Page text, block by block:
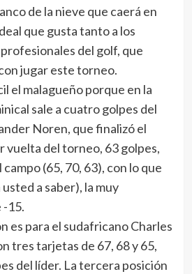
de la nieve que caerá en
que gusta tanto a los
del golf, que
jugar este torneo.
el malagueño porque en la
sale a cuatro golpes del
Noren, que finalizó el
vuelta del torneo, 63 golpes,
(65, 70, 63), con lo que
a saber), la muy
15.
es para el sudafricano Charles
tres tarjetas de 67, 68 y 65,
del líder. La tercera posición